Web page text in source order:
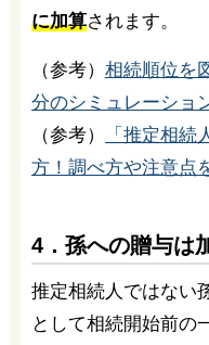
に加算されます。
（参考） 相続順位を
分のシミュレーショ
（参考）
「推定相
方！調べ方や注意点
4．孫への贈与は
推定相続人ではない
として相続開始前の